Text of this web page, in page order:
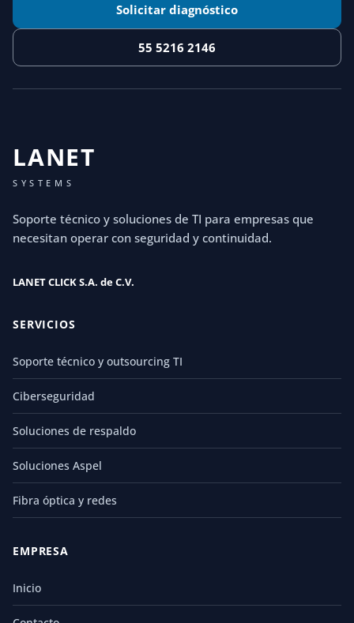
Solicitar diagnóstico
55 5216 2146
LANET
SYSTEMS
Soporte técnico y soluciones de TI para empresas que
necesitan operar con seguridad y continuidad.
LANET CLICK S.A. de C.V.
SERVICIOS
Soporte técnico y outsourcing TI
Ciberseguridad
Soluciones de respaldo
Soluciones Aspel
Fibra óptica y redes
EMPRESA
Inicio